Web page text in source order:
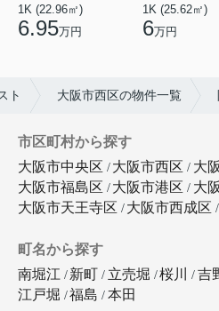
1K (22.96㎡)
6.95万円
1K (25.62㎡)
6万円
ト 大阪市西区の物件一覧
市区町村から探す
大阪市中央区
大阪市西区 大
大阪市福島区
大阪市港区
大
大阪市天王寺区
大阪市西成区
町名から探す
南堀江
新町 立売堀 桜川 吉
江戸堀
福島 本田